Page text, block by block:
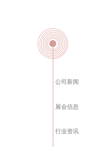
公司新闻
展会信息
行业资讯